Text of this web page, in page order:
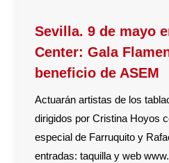
Sevilla. 9 de mayo
Center: Gala
beneficio de ASEM
Actuarán artistas de los
dirigidos por Cristina Hoyos
especial de Farruquito y
entradas: taquilla y web